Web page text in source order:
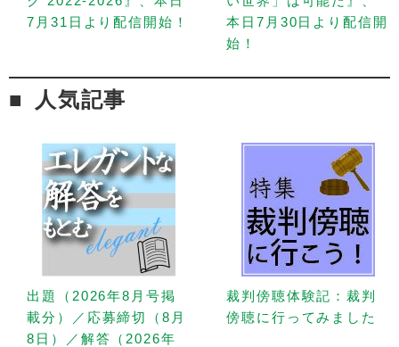
7月31日より配信開始！
本日7月30日より配信開
始！
人気記事
出題（2026年8月号掲
載分）／応募締切（8月
8日）／解答（2026年
裁判傍聴体験記：裁判
傍聴に行ってみました